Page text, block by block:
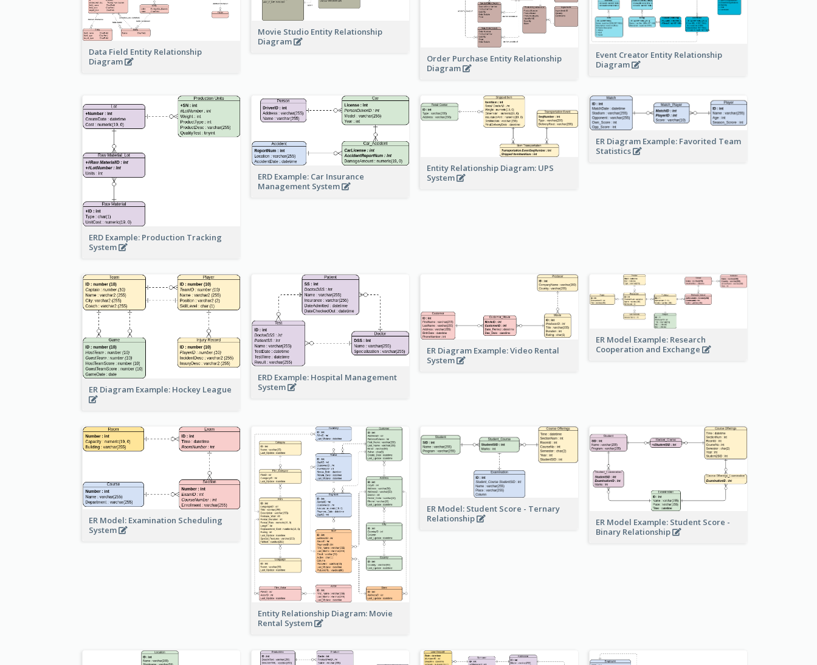
Data Field Entity Relationship
Diagram
Movie Studio Entity Relationship
Diagram
Order Purchase Entity Relationship
Diagram
Event Creator Entity Relationship
Diagram
ERD Example: Production Tracking
System
ERD Example: Car Insurance
Management System
Entity Relationship Diagram: UPS
System
ER Diagram Example: Favorited Team
Statistics
ER Diagram Example: Hockey League
ERD Example: Hospital Management
System
ER Diagram Example: Video Rental
System
ER Model Example: Research
Cooperation and Exchange
ER Model: Examination Scheduling
System
Entity Relationship Diagram: Movie
Rental System
ER Model: Student Score - Ternary
Relationship
ER Model Example: Student Score -
Binary Relationship